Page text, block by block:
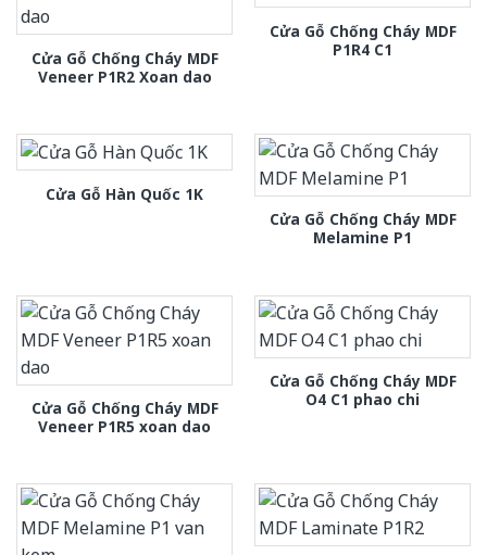
Cửa Gỗ Chống Cháy MDF
Veneer P1R2 Xoan dao
Cửa Gỗ Chống Cháy MDF
P1R4 C1
Cửa Gỗ Hàn Quốc 1K
Cửa Gỗ Chống Cháy MDF
Melamine P1
Cửa Gỗ Chống Cháy MDF
Veneer P1R5 xoan dao
Cửa Gỗ Chống Cháy MDF
O4 C1 phao chi